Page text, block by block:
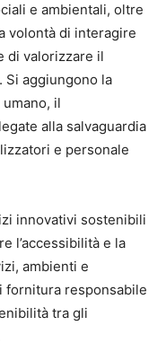
e ambientali, oltre
volontà di interagire
di valorizzare il
Si aggiungono la
il
alla salvaguardia
e personale
innovativi sostenibili
l’accessibilità e la
ambienti e
fornitura responsabile
tra gli